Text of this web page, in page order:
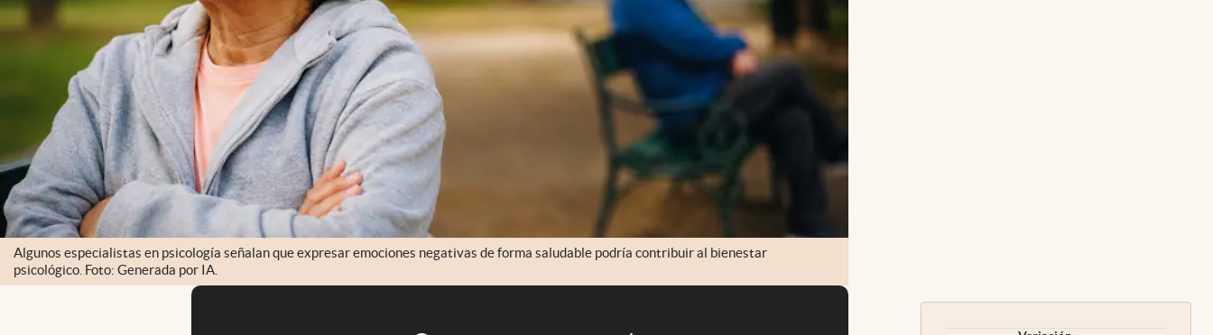
Algunos especialistas en psicología señalan que expresar emociones negativas de forma saludable podría contribuir al bienestar
psicológico. Foto: Generada por IA.